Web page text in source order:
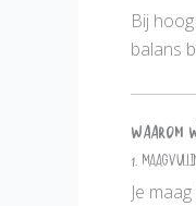
Bij
balans
1.
Je